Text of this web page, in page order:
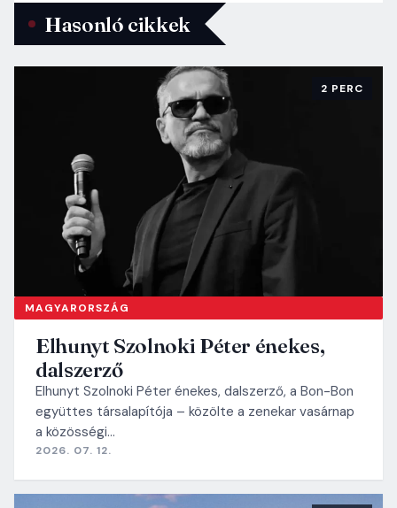
Hasonló cikkek
MAGYARORSZÁG
2 PERC
Elhunyt Szolnoki Péter énekes,
dalszerző
Elhunyt Szolnoki Péter énekes, dalszerző, a Bon-Bon
együttes társalapítója – közölte a zenekar vasárnap
a közösségi…
2026. 07. 12.